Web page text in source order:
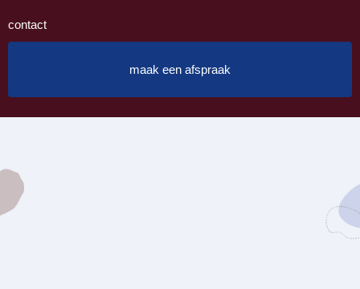
contact
maak een afspraak